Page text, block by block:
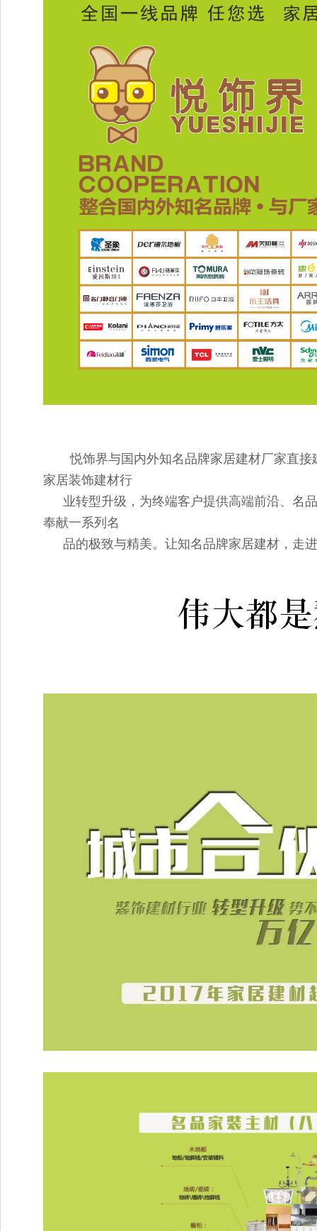
悦饰界与国内外知名品牌家居建材厂家直
家居装饰建材行
业转型升级，为终端客户提供高端前沿、名
奉献一系列名
品的极致与精美。让知名品牌家居建材，走